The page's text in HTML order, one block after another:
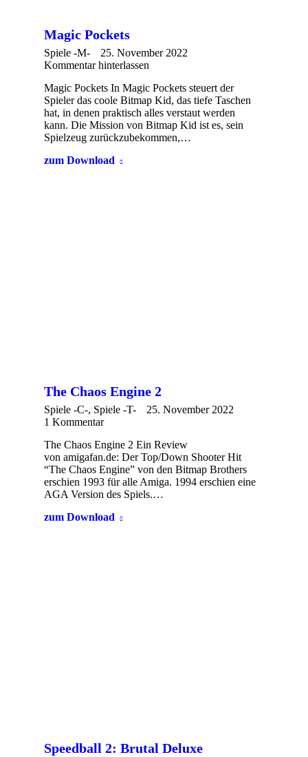
Magic Pockets
Spiele -M-
25. November 2022
Kommentar hinterlassen
Magic Pockets In Magic Pockets steuert der
Spieler das coole Bitmap Kid, das tiefe Taschen
hat, in denen praktisch alles verstaut werden
kann. Die Mission von Bitmap Kid ist es, sein
Spielzeug zurückzubekommen,…
zum Download
The Chaos Engine 2
Spiele -C-, Spiele -T-
25. November 2022
1 Kommentar
The Chaos Engine 2 Ein Review
von amigafan.de: Der Top/Down Shooter Hit
“The Chaos Engine” von den Bitmap Brothers
erschien 1993 für alle Amiga. 1994 erschien eine
AGA Version des Spiels.…
zum Download
Speedball 2: Brutal Deluxe